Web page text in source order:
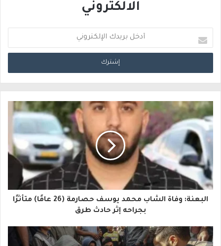
الالكتروني
د
خ
ر
ي
د
ك
ا
إ
ل
البعنة: وفاة الشاب محمد يوسف حصارمة (26 عامًا) متأثرًا
بجراحه إثر حادث طرق